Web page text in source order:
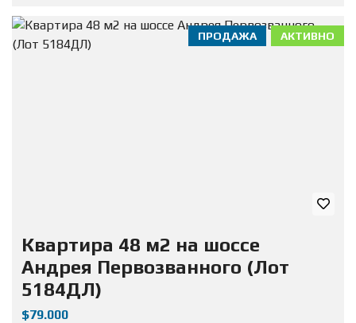
АКТИВНО
ПРОДАЖА
Квартира 48 м2 на шоссе
Андрея Первозванного (Лот
5184ДЛ)
$79.000